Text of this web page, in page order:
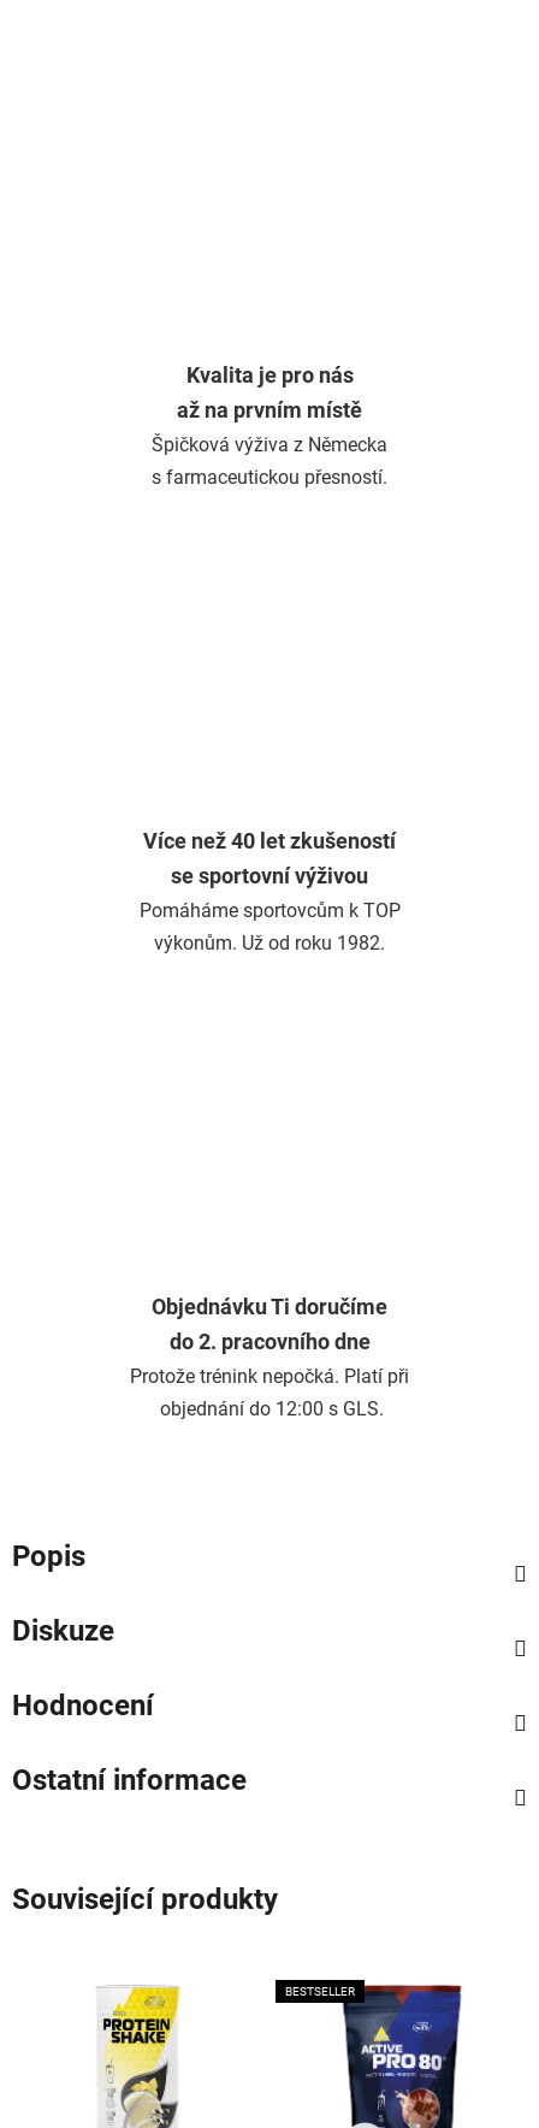
Kvalita je pro nás
až na prvním místě
Špičková výživa z Německa
s farmaceutickou přesností.
Více než 40 let zkušeností
se sportovní výživou
Pomáháme sportovcům k TOP
výkonům. Už od roku 1982.
Objednávku Ti doručíme
do 2. pracovního dne
Protože trénink nepočká. Platí při
objednání do 12:00 s GLS.
Popis
Diskuze
Hodnocení
Ostatní informace
Související produkty
BESTSELLER